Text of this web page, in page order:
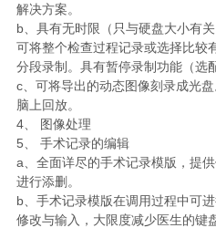
解决方案。
b、具有无时限（只与硬盘大小有
可将整个检查过程记录或选择比较
分段录制。具有暂停录制功能（选配
c、可将导出的动态图像刻录成光
脑上回放。
4、 图像处理
5、 手术记录的编辑
a、全面详尽的手术记录模版，提
进行添删。
b、手术记录模版在调用过程中可
修改与输入，大限度减少医生的键